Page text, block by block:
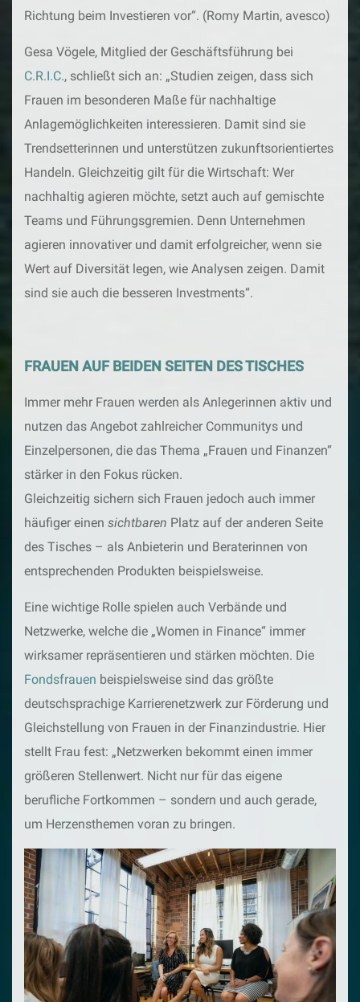
Richtung beim Investieren vor“. (Romy Martin, avesco)
Gesa Vögele, Mitglied der Geschäftsführung bei
C.R.I.C., schließt sich an: „Studien zeigen, dass sich
Frauen im besonderen Maße für nachhaltige
Anlagemöglichkeiten interessieren. Damit sind sie
Trendsetterinnen und unterstützen zukunftsorientiertes
Handeln. Gleichzeitig gilt für die Wirtschaft: Wer
nachhaltig agieren möchte, setzt auch auf gemischte
Teams und Führungsgremien. Denn Unternehmen
agieren innovativer und damit erfolgreicher, wenn sie
Wert auf Diversität legen, wie Analysen zeigen. Damit
sind sie auch die besseren Investments“.
FRAUEN AUF BEIDEN SEITEN DES TISCHES
Immer mehr Frauen werden als Anlegerinnen aktiv und
nutzen das Angebot zahlreicher Communitys und
Einzelpersonen, die das Thema „Frauen und Finanzen“
stärker in den Fokus rücken.
Gleichzeitig sichern sich Frauen jedoch auch immer
häufiger einen sichtbaren Platz auf der anderen Seite
des Tisches – als Anbieterin und Beraterinnen von
entsprechenden Produkten beispielsweise.
Eine wichtige Rolle spielen auch Verbände und
Netzwerke, welche die „Women in Finance“ immer
wirksamer repräsentieren und stärken möchten. Die
Fondsfrauen beispielsweise sind das größte
deutschsprachige Karrierenetzwerk zur Förderung und
Gleichstellung von Frauen in der Finanzindustrie. Hier
stellt Frau fest: „Netzwerken bekommt einen immer
größeren Stellenwert. Nicht nur für das eigene
berufliche Fortkommen – sondern und auch gerade,
um Herzensthemen voran zu bringen.